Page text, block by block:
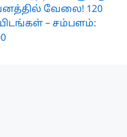
வேலை! 120
– சம்பளம்: